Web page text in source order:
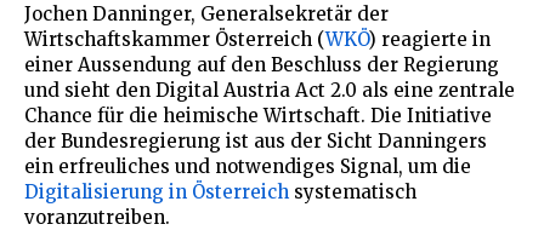
Jochen Danninger, Generalsekretär der
Wirtschaftskammer Österreich (WKÖ) reagierte in
einer Aussendung auf den Beschluss der Regierung
und sieht den Digital Austria Act 2.0 als eine zentrale
Chance für die heimische Wirtschaft. Die Initiative
der Bundesregierung ist aus der Sicht Danningers
ein erfreuliches und notwendiges Signal, um die
Digitalisierung in Österreich systematisch
voranzutreiben.